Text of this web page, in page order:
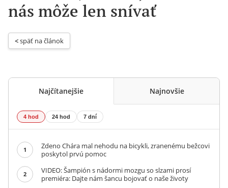
nás môže len snívať
< späť na článok
Najčítanejšie Najnovšie
4 hod 24 hod 7 dní
1
Zdeno Chára mal nehodu na bicykli, zranenému bežcovi
poskytol prvú pomoc
2
VIDEO: Šampión s nádormi mozgu so slzami prosí
premiéra: Dajte nám šancu bojovať o naše životy